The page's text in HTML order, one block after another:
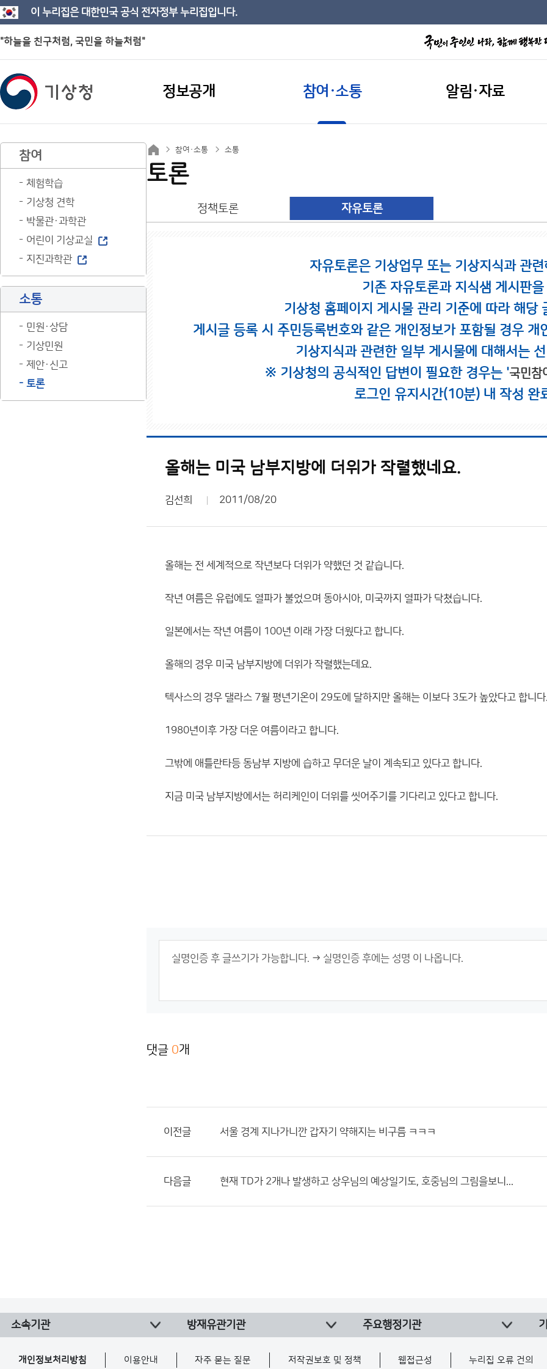
이 누리집은 대한민국 공식 전자정부 누리집입니다.
"하늘을 친구처럼, 국민을 하늘처럼"
정보공개 참여·소통 알림·자료
참여
체험학습
기상청 견학
박물관·과학관
어린이 기상교실
지진과학관
소통
민원·상담
기상민원
제안·신고
토론
참여·소통 소통
토론
정책토론 자유토론
자유토론은 기상업무 또는 기상지식과 관
기존 자유토론과 지식샘 게시판
기상청 홈페이지 게시물 관리 기준에 따라 해당
게시글 등록 시 주민등록번호와 같은 개인정보가 포함될 경우
기상지식과 관련한 일부 게시물에 대해서는
※ 기상청의 공식적인 답변이 필요한 경우는 '국민참
로그인 유지시간(10분) 내 작성 완
올해는 미국 남부지방에 더위가 작렬했네요.
김선희 2011/08/20
올해는 전 세계적으로 작년보다 더위가 약했던 것 같습니다.
작년 여름은 유럽에도 열파가 불었으며 동아시아, 미국까지 열파가 닥쳤습니다.
일본에서는 작년 여름이 100년 이래 가장 더웠다고 합니다.
올해의 경우 미국 남부지방에 더위가 작렬했는데요.
텍사스의 경우 댈라스 7월 평년기온이 29도에 달하지만 올해는 이보다 3도가 높았다고 합니
1980년이후 가장 더운 여름이라고 합니다.
그밖에 애틀란타등 동남부 지방에 습하고 무더운 날이 계속되고 있다고 합니다.
지금 미국 남부지방에서는 허리케인이 더위를 씻어주기를 기다리고 있다고 합니다.
댓글 0개
이전글 서울 경계 지나가니깐 갑자기 약해지는 비구름 ㅋㅋㅋ
다음글 현재 TD가 2개나 발생하고 상우님의 예상일기도, 호중님의 그림을보니...
소속기관 방재유관기관 주요행정기관
개인정보처리방침 이용안내 자주 묻는 질문 저작권보호 및 정책 웹접근성 누리집 오류 건의